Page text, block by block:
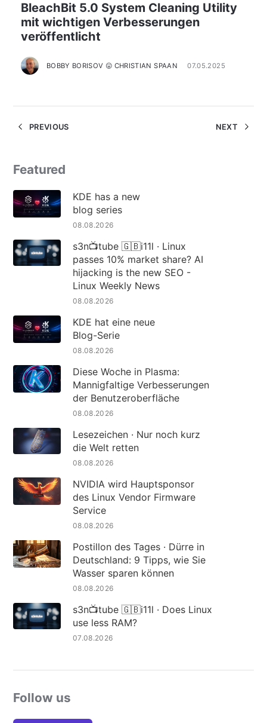
BleachBit 5.0 System Cleaning Utility
mit wichtigen Verbesserungen
veröffentlicht
BOBBY BORISOV 😛 CHRISTIAN SPAAN 07.05.2025
PREVIOUS NEXT
Featured
KDE has a new
blog series
08.08.2026
s3n📺tube 🇬🇧i11l · Linux
passes 10% market share? AI
hijacking is the new SEO -
Linux Weekly News
08.08.2026
KDE hat eine neue
Blog-Serie
08.08.2026
Diese Woche in Plasma:
Mannigfaltige Verbesserungen
der Benutzeroberfläche
08.08.2026
Lesezeichen · Nur noch kurz
die Welt retten
08.08.2026
NVIDIA wird Hauptsponsor
des Linux Vendor Firmware
Service
08.08.2026
Postillon des Tages · Dürre in
Deutschland: 9 Tipps, wie Sie
Wasser sparen können
08.08.2026
s3n📺tube 🇬🇧i11l · Does Linux
use less RAM?
07.08.2026
Follow us